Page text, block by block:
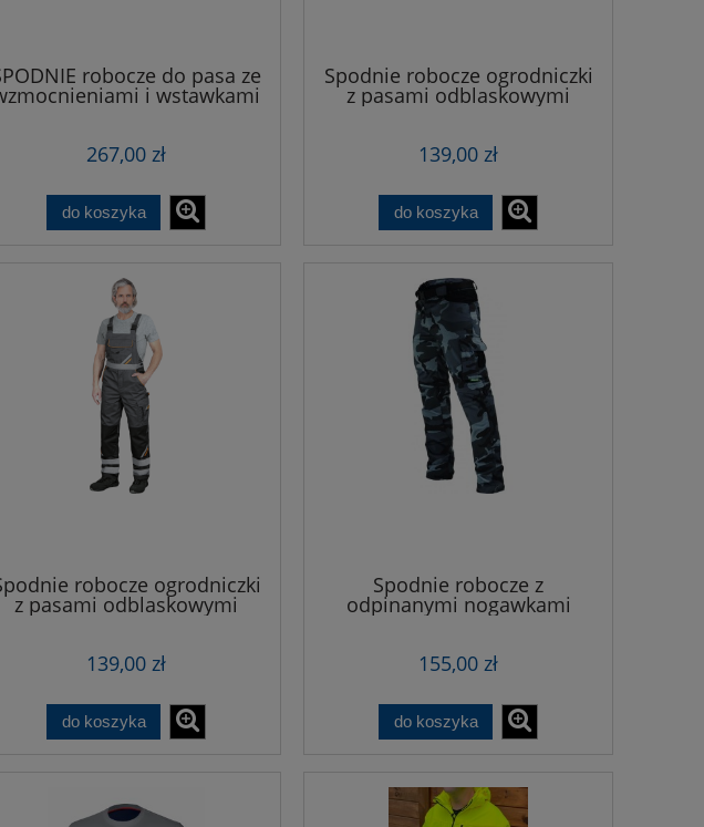
robocze do pasa ze
i wstawkami
267,00 zł
do koszyka
Spodnie robocze ogrodniczki
z pasami odblaskowymi
139,00 zł
do koszyka
robocze ogrodniczki
z pasami odblaskowymi
139,00 zł
do koszyka
Spodnie robocze z
odpinanymi nogawkami
MORO
155,00 zł
do koszyka